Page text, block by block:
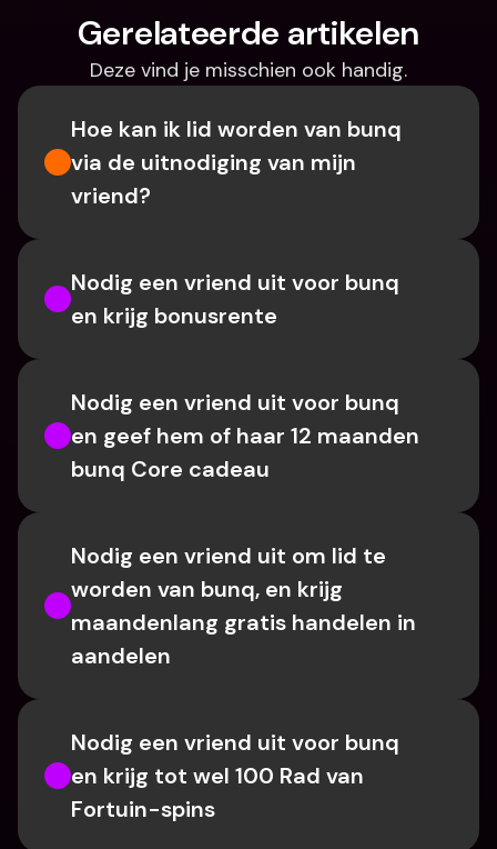
Gerelateerde artikelen
Deze vind je misschien ook handig.
Hoe kan ik lid worden van bunq
via de uitnodiging van mijn
vriend?
Nodig een vriend uit voor bunq
en krijg bonusrente
Nodig een vriend uit voor bunq
en geef hem of haar 12 maanden
bunq Core cadeau
Nodig een vriend uit om lid te
worden van bunq, en krijg
maandenlang gratis handelen in
aandelen
Nodig een vriend uit voor bunq
en krijg tot wel 100 Rad van
Fortuin-spins